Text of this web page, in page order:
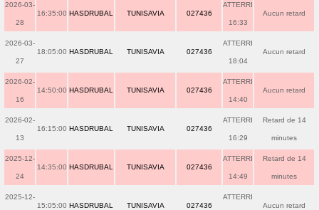
2026-03-
28
16:35:00 HASDRUBAL TUNISAVIA 027436
ATTERRI
16:33
Aucun retard
2026-03-
27
18:05:00 HASDRUBAL TUNISAVIA 027436
ATTERRI
18:04
Aucun retard
2026-02-
16
14:50:00 HASDRUBAL TUNISAVIA 027436
ATTERRI
14:40
Aucun retard
2026-02-
13
16:15:00 HASDRUBAL TUNISAVIA 027436
ATTERRI
16:29
Retard de 14
minutes
2025-12-
24
14:35:00 HASDRUBAL TUNISAVIA 027436
ATTERRI
14:49
Retard de 14
minutes
2025-12-
15:05:00 HASDRUBAL TUNISAVIA 027436
ATTERRI
Aucun retard